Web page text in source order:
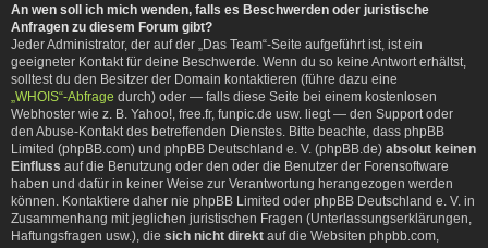
An wen soll ich mich wenden, falls es Beschwerden oder juristische
Anfragen zu diesem Forum gibt?
Jeder Administrator, der auf der „Das Team“-Seite aufgeführt ist, ist ein
geeigneter Kontakt für deine Beschwerde. Wenn du so keine Antwort erhältst,
solltest du den Besitzer der Domain kontaktieren (führe dazu eine
„WHOIS“-Abfrage durch) oder — falls diese Seite bei einem kostenlosen
Webhoster wie z. B. Yahoo!, free.fr, funpic.de usw. liegt — den Support oder
den Abuse-Kontakt des betreffenden Dienstes. Bitte beachte, dass phpBB
Limited (phpBB.com) und phpBB Deutschland e. V. (phpBB.de) absolut keinen
Einfluss auf die Benutzung oder den oder die Benutzer der Forensoftware
haben und dafür in keiner Weise zur Verantwortung herangezogen werden
können. Kontaktiere daher nie phpBB Limited oder phpBB Deutschland e. V. in
Zusammenhang mit jeglichen juristischen Fragen (Unterlassungserklärungen,
Haftungsfragen usw.), die sich nicht direkt auf die Websiten phpbb.com,